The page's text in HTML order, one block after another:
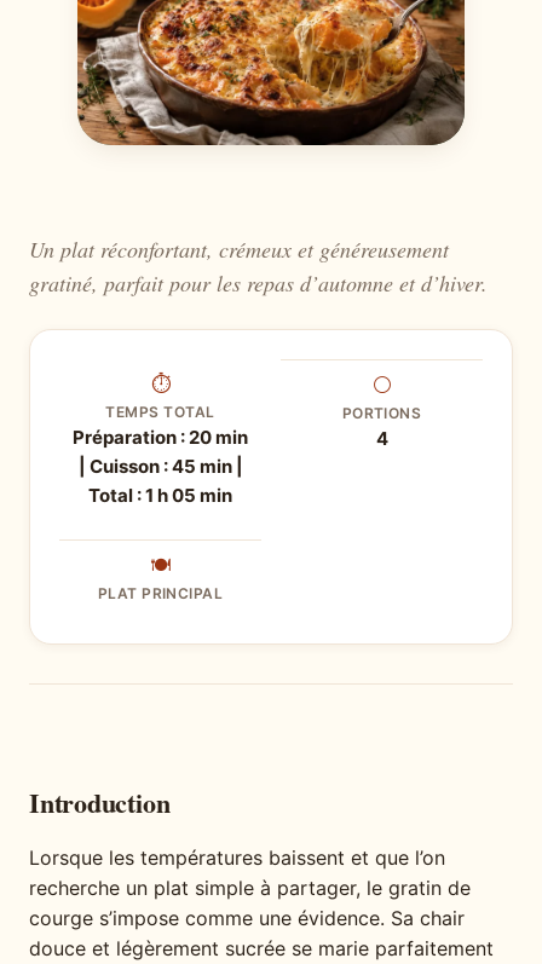
Un plat réconfortant, crémeux et généreusement
gratiné, parfait pour les repas d’automne et d’hiver.
⏱
TEMPS TOTAL
Préparation : 20 min
| Cuisson : 45 min |
Total : 1 h 05 min
⚪
PORTIONS
4
🍽
PLAT PRINCIPAL
Introduction
Lorsque les températures baissent et que l’on
recherche un plat simple à partager, le gratin de
courge s’impose comme une évidence. Sa chair
douce et légèrement sucrée se marie parfaitement